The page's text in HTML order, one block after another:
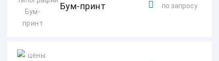
Бум-принт по запросу